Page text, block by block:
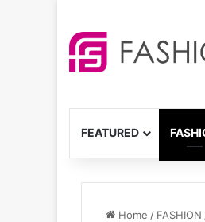
FEATURED
Home / FASHION